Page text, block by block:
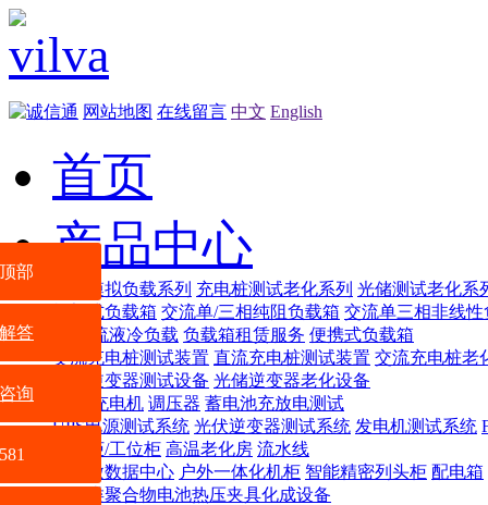
网站地图 在线留言 中文 English
首页
产品中心
智能模拟负载系列 充电桩测试老化系列 光储测试老化系
机架式负载箱 交流单/三相纯阻负载箱 交流单三相非线性
交/直流液冷负载 负载箱租赁服务 便携式负载箱
交流充电桩测试装置 直流充电桩测试装置 交流充电桩老
光储逆变器测试设备 光储逆变器老化设备
充电机 调压器 蓄电池充放电测试
UPS电源测试系统 光伏逆变器测试系统 发电机测试系统
配电柜/工位柜 高温老化房 流水线
VSR微数据中心 户外一体化机柜 智能精密列头柜 配电箱
数码类聚合物电池热压夹具化成设备
部
答
询